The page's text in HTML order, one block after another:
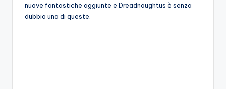
nuove fantastiche aggiunte e Dreadnoughtus è senza
dubbio una di queste.